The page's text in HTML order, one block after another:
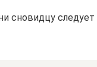
сновидцу следует